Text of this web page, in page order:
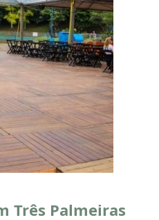
Três Palmeiras